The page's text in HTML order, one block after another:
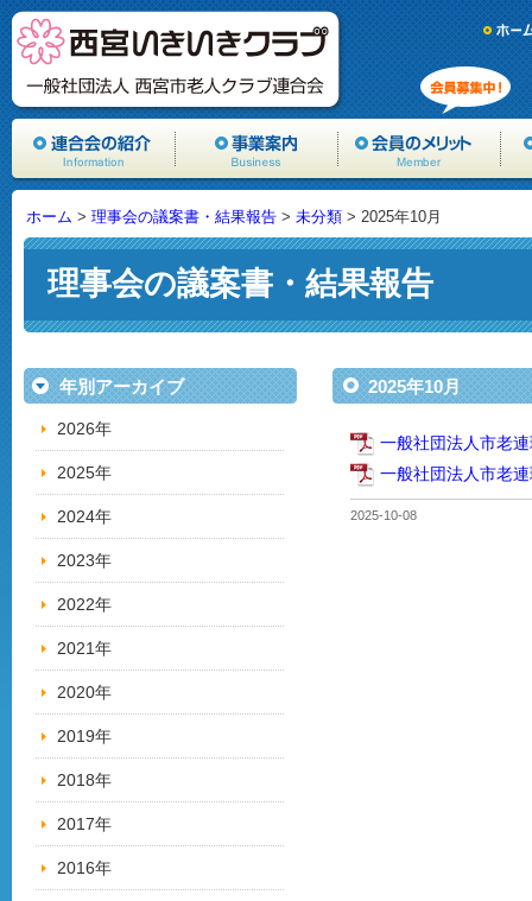
ホーム > 理事会の議案書・結果報告 > 未分類 > 2025年10月
理事会の議案書・結果報告
2025年10月
一般社団法人市老
一般社団法人市老
2025-10-08
年別アーカイブ
2026年
2025年
2024年
2023年
2022年
2021年
2020年
2019年
2018年
2017年
2016年